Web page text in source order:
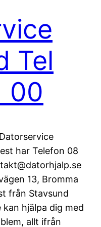
Tel
00
har Telefon 08
13, Bromma
från Stavsund
hjälpa dig med
allt ifrån